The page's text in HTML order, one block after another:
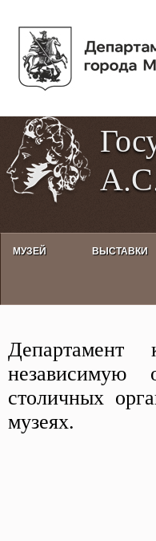
МУЗЕЙ ВЫСТАВКИ
Независимая
Департамент
независимую
столичных
музеях.